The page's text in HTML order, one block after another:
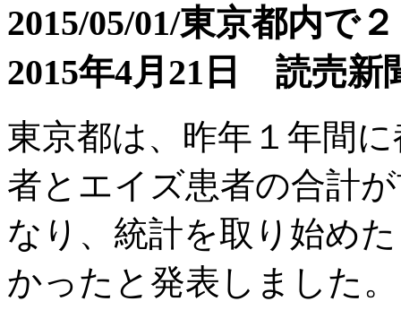
2015/05/01/東京都内で
2015年4月21日 読売新
東京都は、昨年１年間
者とエイズ患者の合計
なり、統計を取り始め
かったと発表しました。